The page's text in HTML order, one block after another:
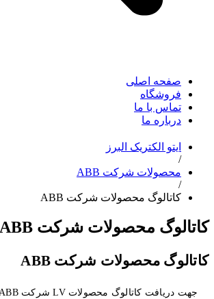
صفحه اصلی
فروشگاه
تماس با ما
درباره ما
ایتو الکتریک البرز
/
محصولات شرکت ABB
/
کاتالوگ محصولات شرکت ABB
کاتالوگ محصولات شرکت ABB
کاتالوگ محصولات شرکت ABB